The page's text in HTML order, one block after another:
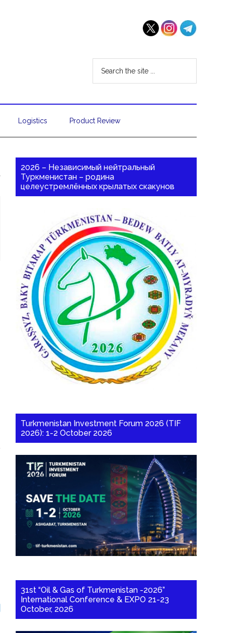
Logistics Product Review
2026 – Независимый нейтральный
Туркменистан – родина
целеустремлённых крылатых скакунов
Turkmenistan Investment Forum 2026 (TIF
2026): 1-2 October 2026
31st “Oil & Gas of Turkmenistan -2026”
International Conference & EXPO 21-23
October, 2026